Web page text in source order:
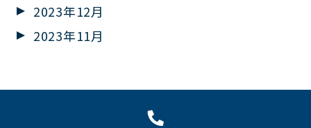
2023年12月
2023年11月